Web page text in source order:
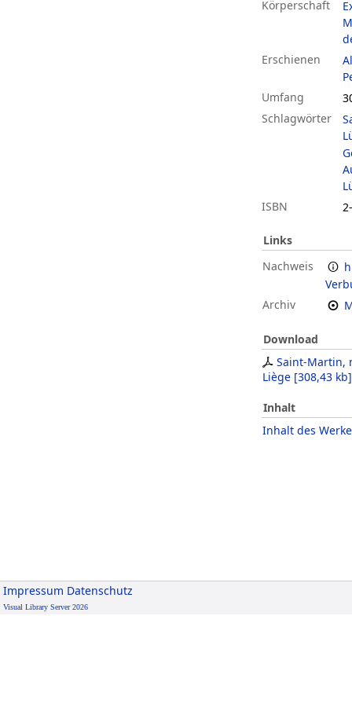
Körperschaft
Erschienen
Umfang
Schlagwörter
ISBN
Links
Nachweis
Archiv
Download
Saint-Martin,
Liège [308,43 kb]
Inhalt
Inhalt des
Impressum Datenschutz
Visual Library Server 2026